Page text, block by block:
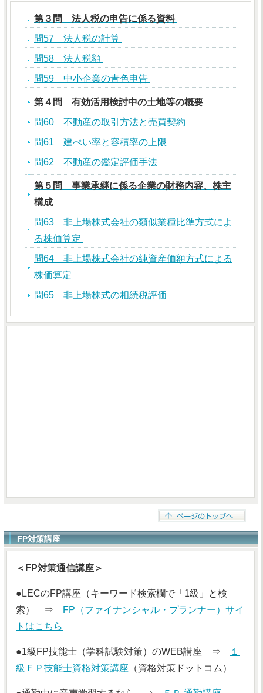
第３問 法人税の申告に係る資料
問57 法人税の計算
問58 法人税額
問59 中小企業の青色申告
第４問 有効活用検討中の土地等の概要
問60 不動産の取引方法と売買契約
問61 建ぺい率と容積率の上限
問62 不動産の鑑定評価手法
第５問 事業承継に係る企業の財務内容、株主
構成
問63 非上場株式会社の類似業種比準方式によ
る株価算定
問64 非上場株式会社の純資産価額方式による
株価算定
問65 非上場株式の相続税評価
FP対策講座
＜FP対策通信講座＞
●LECのFP講座（キーワード検索欄で「1級」と検
索） ⇒
FP（ファイナンシャル・プランナー）サイ
トはこちら
●1級FP技能士（学科試験対策）のWEB講座 ⇒
１
級ＦＰ技能士資格対策講座 （資格対策ドットコム）